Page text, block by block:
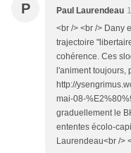
P Paul Laurendeau
<br /> <br /> Dany
trajectoire
cohérence. Ces
l'animent toujours,
http://
mai-08-
graduellement le
ententes écolo-
Laurendeau<br />